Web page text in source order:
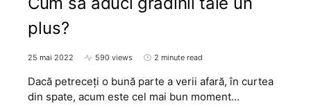
plus?
25 mai 2022 590 views 2 minute read
Dacă petreceți o bună parte a verii afară, în curtea
din spate, acum este cel mai bun moment…